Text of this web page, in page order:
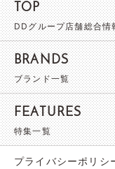
TOP
DDグループ店舗総合情
BRANDS
ブランド一覧
FEATURES
特集一覧
プライバシーポリシ